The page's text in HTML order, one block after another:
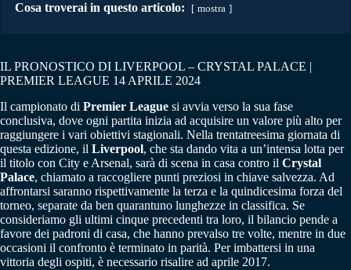
Cosa troverai in questo articolo: mostra
IL PRONOSTICO DI LIVERPOOL – CRYSTAL PALACE |
PREMIER LEAGUE 14 APRILE 2024
Il campionato di Premier League si avvia verso la sua fase
conclusiva, dove ogni partita inizia ad acquisire un valore più alto per
raggiungere i vari obiettivi stagionali. Nella trentatreesima giornata di
questa edizione, il Liverpool, che sta dando vita a un’intensa lotta per
il titolo con City e Arsenal, sarà di scena in casa contro il Crystal
Palace, chiamato a raccogliere punti preziosi in chiave salvezza. Ad
affrontarsi saranno rispettivamente la terza e la quindicesima forza del
torneo, separate da ben quarantuno lunghezze in classifica. Se
consideriamo gli ultimi cinque precedenti tra loro, il bilancio pende a
favore dei padroni di casa, che hanno prevalso tre volte, mentre in due
occasioni il confronto è terminato in parità. Per imbattersi in una
vittoria degli ospiti, è necessario risalire ad aprile 2017.